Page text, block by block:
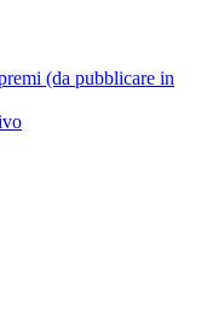
(da pubblicare in